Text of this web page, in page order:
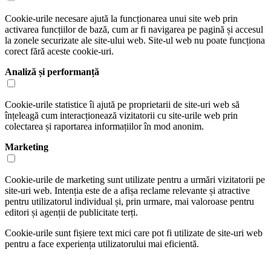
Cookie-urile necesare ajută la funcționarea unui site web prin
activarea funcțiilor de bază, cum ar fi navigarea pe pagină și accesul
la zonele securizate ale site-ului web. Site-ul web nu poate funcționa
corect fără aceste cookie-uri.
Analiză și performanță
Cookie-urile statistice îi ajută pe proprietarii de site-uri web să
înțeleagă cum interacționează vizitatorii cu site-urile web prin
colectarea și raportarea informațiilor în mod anonim.
Marketing
Cookie-urile de marketing sunt utilizate pentru a urmări vizitatorii pe
site-uri web. Intenția este de a afișa reclame relevante și atractive
pentru utilizatorul individual și, prin urmare, mai valoroase pentru
editori și agenții de publicitate terți.
Cookie-urile sunt fișiere text mici care pot fi utilizate de site-uri web
pentru a face experiența utilizatorului mai eficientă.